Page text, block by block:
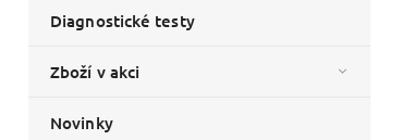
Diagnostické testy
Zboží v akci
Novinky